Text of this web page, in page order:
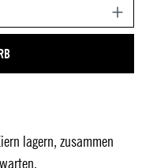
lagern, zusammen